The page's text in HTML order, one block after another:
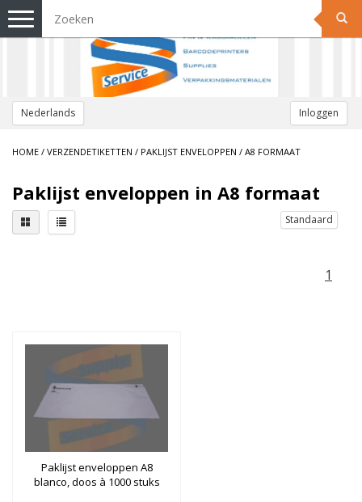
Nederlands Inloggen
Toggle
navigation
HOME / VERZENDETIKETTEN / PAKLIJST ENVELOPPEN / A8 FORMAAT
Paklijst enveloppen in A8 formaat
Standaard
1
Paklijst enveloppen A8
blanco, doos à 1000 stuks